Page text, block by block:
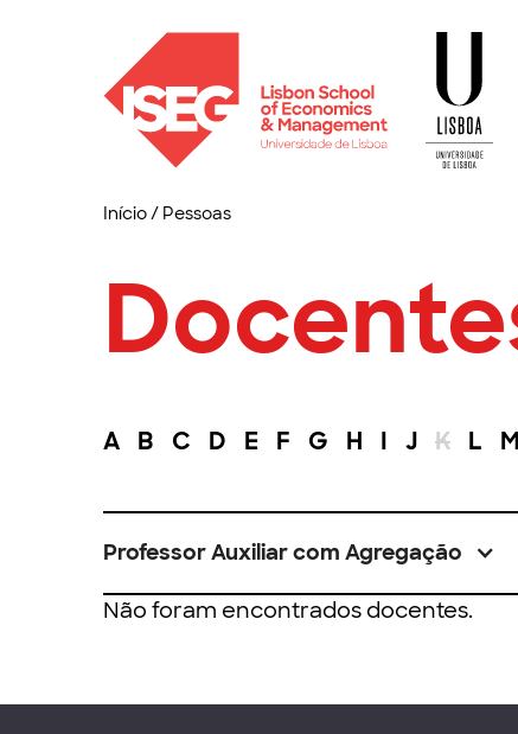
Início/ Pessoas
A B C D E F G H I J K L M
Professor Auxiliar com Agregação
Não foram encontrados docentes.